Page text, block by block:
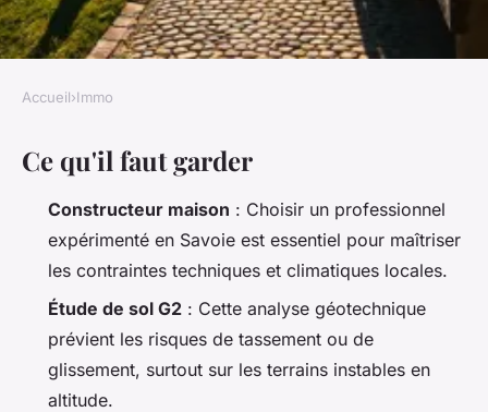
Secrets non révélés pour bâtir
en Savoie : guide essentiel
Jérôme•09/06/2026 17:25•11 min de lecture
Accueil›Immo
Ce qu'il faut garder
Constructeur maison : Choisir un professionnel
expérimenté en Savoie est essentiel pour maîtriser
les contraintes techniques et climatiques locales.
Étude de sol G2 : Cette analyse géotechnique
prévient les risques de tassement ou de
glissement, surtout sur les terrains instables en
altitude.